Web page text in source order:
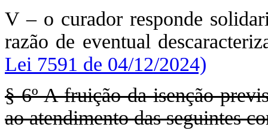
V – o curador responde
razão de eventual
Lei 7591 de 04/12/2024)
§ 6º A fruição da isenção
ao atendimento das seguintes